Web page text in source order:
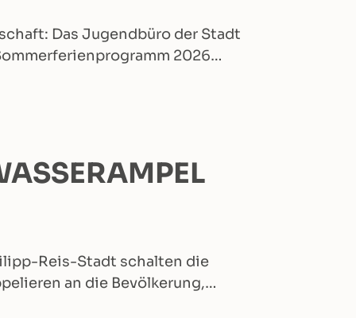
Das Jugendbüro der Stadt
2026…
Reis-Stadt schalten die
an die Bevölkerung,…